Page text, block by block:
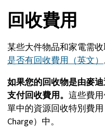
回收費用
某些大件物品和家電需收
是否有回收費用（英文）
如果您的回收物是由麥
支付回收費用。 這些費
單中的資源回收特別費用
Charge）中。